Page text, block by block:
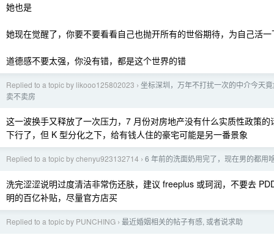
她也是
她现在觉醒了，你要不要看看自己也抛开所有的世俗期待，为自己活一
道德感不要太强，你没有错，都是这个世界的错
Replied to a topic by likooo125802023 › 坐标深圳，万年不打扰一次的中介今天
卖不卖房
这一波换手又释放了一次压力，7 月份对房地产没有什么实质性政策
下行了，但 K 型分化之下，给有钱人住的豪宅可能是另一番景象
Replied to a topic by chenyu923132714 › 6 年前的洗面奶用完了，现在男的都用
洗完涩涩说明过度清洁非常伤还肤，建议 freeplus 或珂润，不要去
明的百亿补贴，尽量官方店买
Replied to a topic by PUNCHING › 最近婚姻相关的帖子有感, 或者说求助